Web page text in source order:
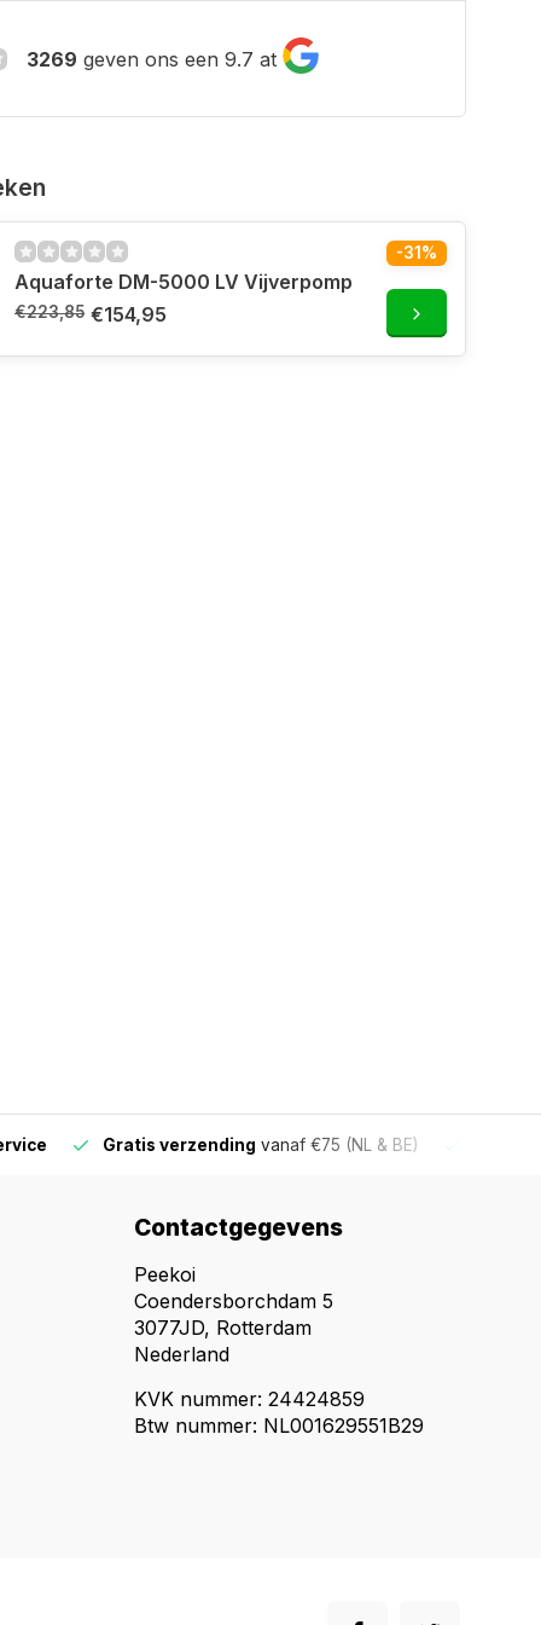
3269 geven ons een 9.7 at
Aquaforte DM-5000 LV Vijverpomp
€223,85 €154,95
-31%
Gratis verzending vanaf €75 (NL & BE)
Contactgegevens
Peekoi
Coendersborchdam 5
3077JD, Rotterdam
Nederland
KVK nummer: 24424859
Btw nummer: NL001629551B29